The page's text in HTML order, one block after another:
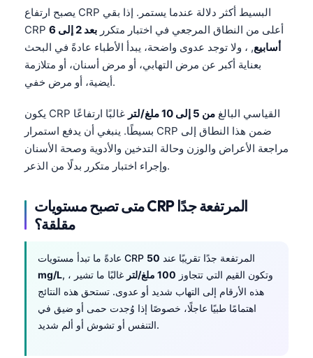
يصبح ارتفاع CRP البسيط أكثر دلالة عندما يستمر. إذا بقي
CRP أعلى من النطاق المرجعي في اختبار متكرر
بعد 2 إلى 6
أسابيع, ، ولا توجد عدوى واضحة، يبدأ الأطباء عادةً في البحث
بعناية أكبر عن مرض التهابي، أو مرض أسنان، أو متلازمة
أيضية، أو مرض خفي.
يكون CRP القياسي البالغ من 5 إلى 10 ملغ/لتر
غالبًا ارتفاعًا
بسيطًا. ينبغي أن يدفع استمرار CRP ضمن هذا النطاق إلى
مراجعة الأعراض والوزن وحالة التدخين والأدوية وصحة الأسنان
وإجراء اختبار متكرر بدلًا من الذعر.
متى تصبح مستويات CRP المرتفعة جدًا
مقلقة؟
عادةً ما تبدأ مستويات CRP المرتفعة جدًا تقريبًا عند 50
mg/L
, ، وتكون القيم التي تتجاوز 100 ملغ/لتر
غالبًا ما تشير
هذه الأرقام إلى التهاب شديد أو عدوى. تستحق هذه النتائج
اهتمامًا طبيًا عاجلًا، خصوصًا إذا وُجدت حمى أو ضيق في
التنفس أو تشوش أو ألم شديد.